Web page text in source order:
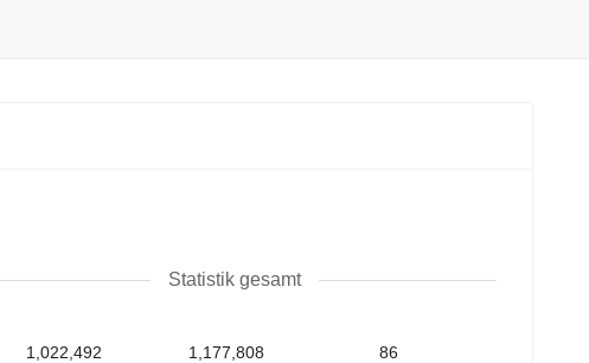
Statistik gesamt
1,022,492 1,177,808 86